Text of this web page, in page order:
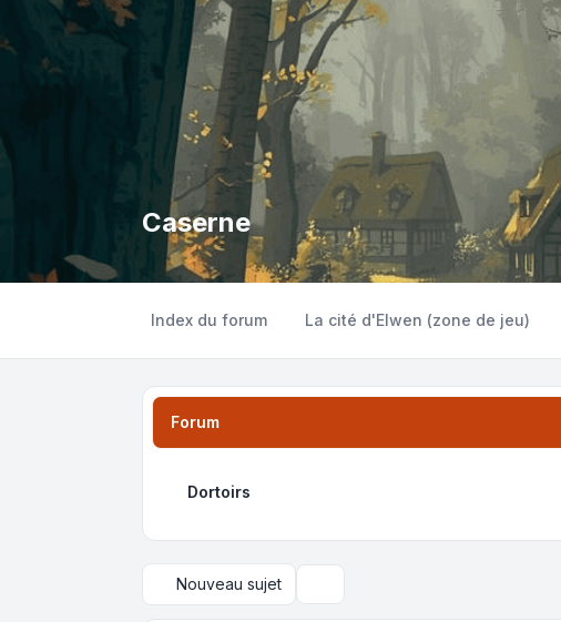
Caserne
Index du forum La cité d'Elwen (zone de jeu)
Forum
Dortoirs
Nouveau sujet